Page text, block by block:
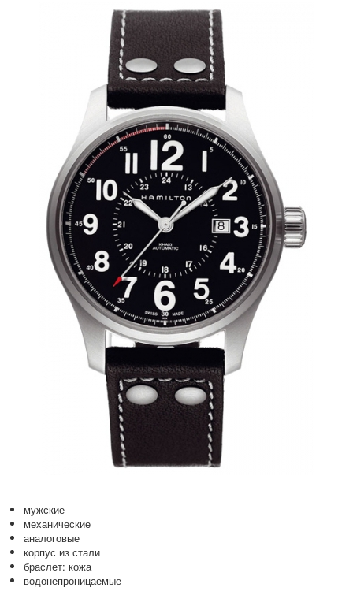
мужские
механические
аналоговые
корпус из стали
браслет: кожа
водонепроницаемые